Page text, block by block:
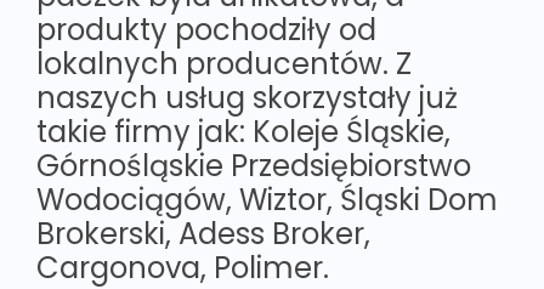
produkty pochodziły od
lokalnych producentów. Z
naszych usług skorzystały już
takie firmy jak: Koleje Śląskie,
Górnośląskie Przedsiębiorstwo
Wodociągów, Wiztor, Śląski Dom
Brokerski, Adess Broker,
Cargonova, Polimer.